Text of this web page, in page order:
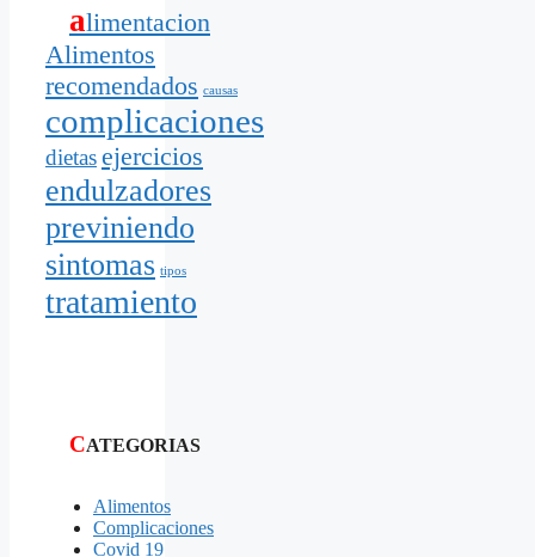
alimentacion
Alimentos
recomendados causas
complicaciones
dietasejercicios
endulzadores
previniendo
sintomas tipos
tratamiento
CATEGORIAS
Alimentos
Complicaciones
Covid 19